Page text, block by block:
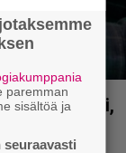
päävoitto tuli,
paremman
sisältöä ja